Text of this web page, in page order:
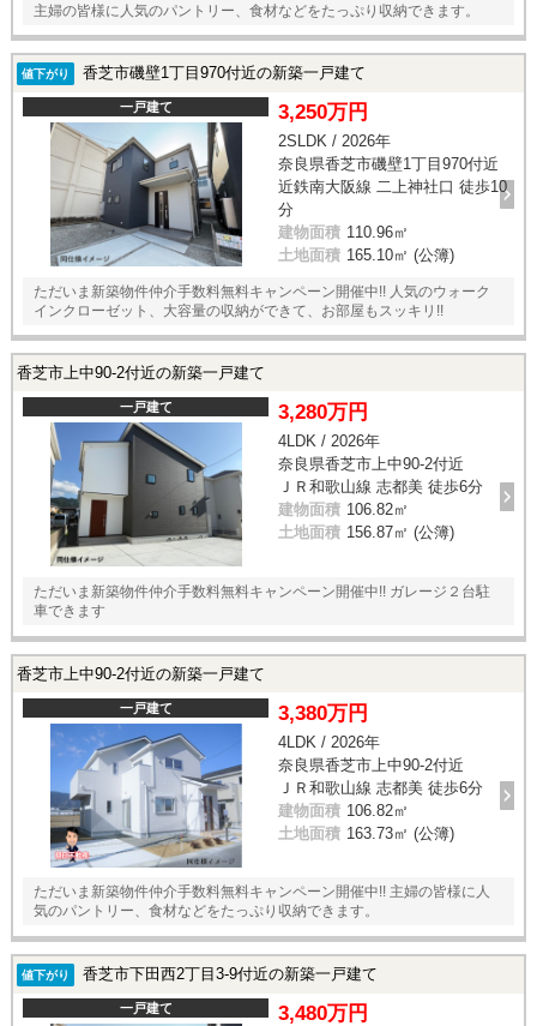
主婦の皆様に人気のパントリー、食材などをたっぷり収納できます。
値下がり 香芝市磯壁1丁目970付近の新築一戸建て
一戸建て 3,250万円
2SLDK / 2026年
奈良県香芝市磯壁1丁目970付近
近鉄南大阪線 二上神社口 徒歩10
分
建物面積 110.96㎡
土地面積 165.10㎡ (公簿)
ただいま新築物件仲介手数料無料キャンペーン開催中!! 人気のウォーク
インクローゼット、大容量の収納ができて、お部屋もスッキリ!!
香芝市上中90-2付近の新築一戸建て
一戸建て 3,280万円
4LDK / 2026年
奈良県香芝市上中90-2付近
ＪＲ和歌山線 志都美 徒歩6分
建物面積 106.82㎡
土地面積 156.87㎡ (公簿)
ただいま新築物件仲介手数料無料キャンペーン開催中!! ガレージ２台駐
車できます
香芝市上中90-2付近の新築一戸建て
一戸建て 3,380万円
4LDK / 2026年
奈良県香芝市上中90-2付近
ＪＲ和歌山線 志都美 徒歩6分
建物面積 106.82㎡
土地面積 163.73㎡ (公簿)
ただいま新築物件仲介手数料無料キャンペーン開催中!! 主婦の皆様に人
気のパントリー、食材などをたっぷり収納できます。
値下がり 香芝市下田西2丁目3-9付近の新築一戸建て
一戸建て 3,480万円